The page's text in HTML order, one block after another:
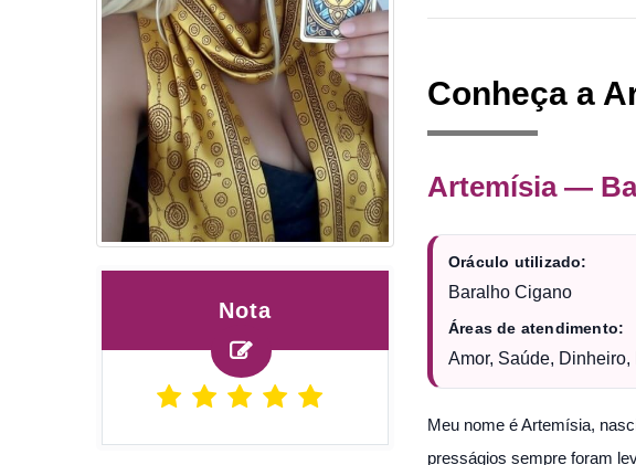
Nota
Conheça a
Artemísia —
Oráculo utilizado:
Baralho Cigano
Áreas de atendimento:
Amor, Saúde,
Meu nome é Artemísia,
presságios sempre foram